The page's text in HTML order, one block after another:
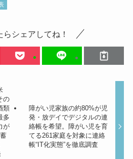
らシェアしてね！
の
類
多
が
障がい児家族の約80%が児
発・放デイでデジタルの連
絡帳を希望。障がい児を育
てる261家庭を対象に連絡
帳“IT化実態”を徹底調査